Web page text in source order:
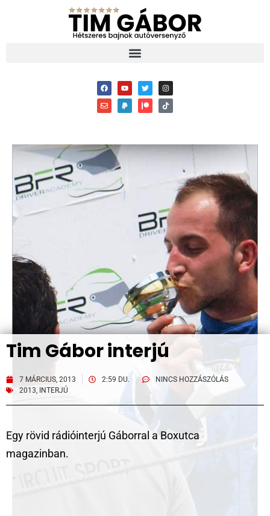
Tim Gábor interjú
7 MÁRCIUS, 2013 2:59 DU.
NINCS HOZZÁSZÓLÁS
2013, INTERJÚ
Egy rövid rádióinterjú Gáborral a Boxutca
magazinban.